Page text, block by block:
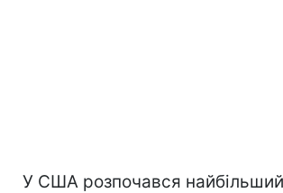
У США розпочався